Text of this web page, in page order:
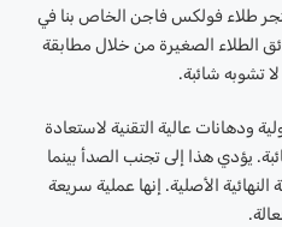
طلاء فولكس فاجن الخاص بنا في
الطلاء الصغيرة من خلال مطابقة
تشوبه شائبة.
ودهانات عالية التقنية لاستعادة
يؤدي هذا إلى تجنب الصدأ بينما
الأصلية. إنها عملية سريعة